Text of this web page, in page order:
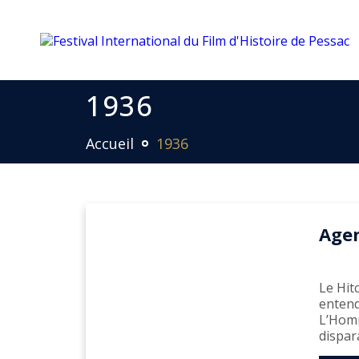
1936
Accueil 1936
Le